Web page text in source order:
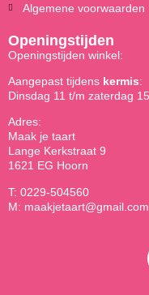
Algemene voorwaarden
Openingstijden
Openingstijden winkel:
Aangepast tijdens kermis:
Dinsdag 11 t/m zaterdag
Adres:
Maak je taart
Lange Kerkstraat 9
1621 EG Hoorn
T: 0229-504560
M: maakjetaart@gmail.com